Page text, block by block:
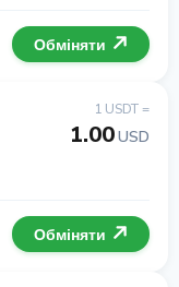
Обміняти
1 USDT =
1.00USD
Обміняти